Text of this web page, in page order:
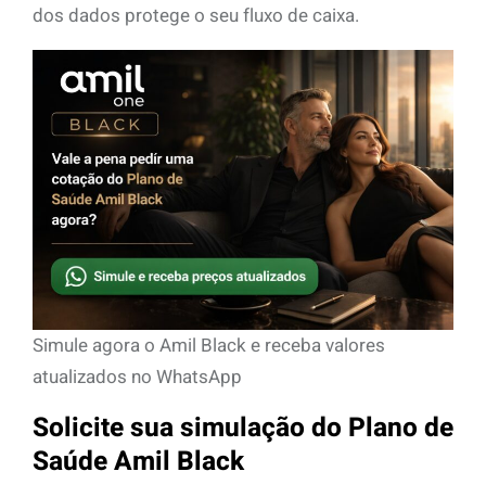
dos dados protege o seu fluxo de caixa.
Simule agora o Amil Black e receba valores
atualizados no WhatsApp
Solicite sua simulação do Plano de
Saúde Amil Black